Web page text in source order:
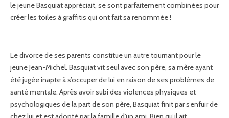
le jeune Basquiat appréciait, se sont parfaitement combinées pour
créer les toiles à graffitis qui ont fait sa renommée !
Le divorce de ses parents constitue un autre tournant pour le
jeune Jean-Michel. Basquiat vit seul avec son père, sa mère ayant
été jugée inapte à s’occuper de lui en raison de ses problèmes de
santé mentale. Après avoir subi des violences physiques et
psychologiques de la part de son père, Basquiat finit par s’enfuir de